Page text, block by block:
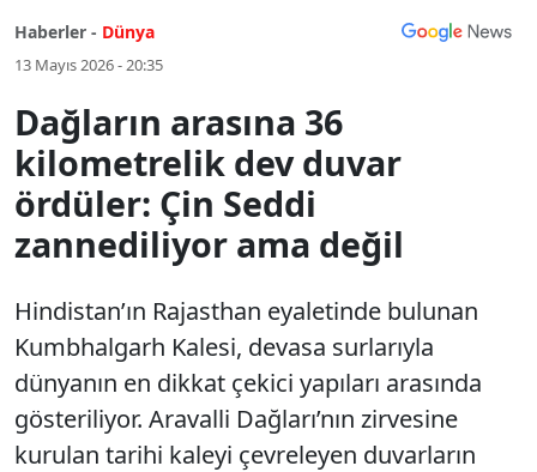
Haberler - Dünya
13 Mayıs 2026 - 20:35
Dağların arasına 36
kilometrelik dev duvar
ördüler: Çin Seddi
zannediliyor ama değil
Hindistan’ın Rajasthan eyaletinde bulunan
Kumbhalgarh Kalesi, devasa surlarıyla
dünyanın en dikkat çekici yapıları arasında
gösteriliyor. Aravalli Dağları’nın zirvesine
kurulan tarihi kaleyi çevreleyen duvarların